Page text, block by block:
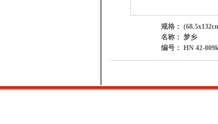
规格：
名称： 梦乡
编号： HN 42-